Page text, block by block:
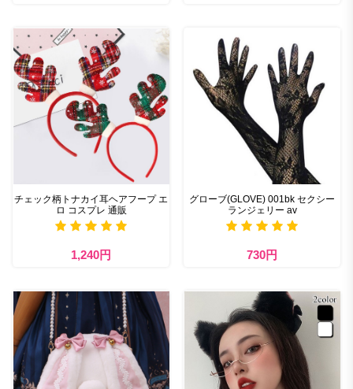
チェック柄トナカイ耳ヘアフープ エ
ロ コスプレ 通販
1,240円
グローブ(GLOVE) 001bk セクシー
ランジェリー av
730円